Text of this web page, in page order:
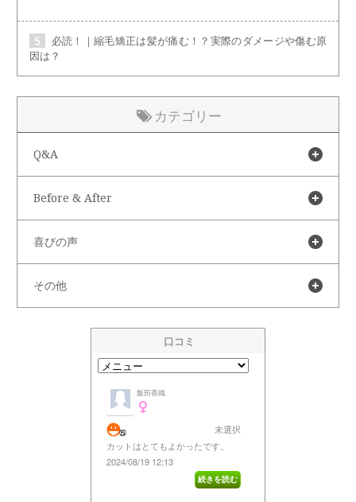
必読！｜縮毛矯正は髪が痛む！？実際のダメージや傷む原
因は？
カテゴリー
Q&A
Before & After
喜びの声
その他